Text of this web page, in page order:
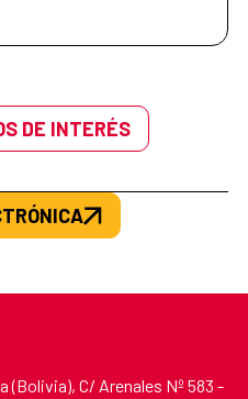
DE INTERÉS
(Bolivia), C/ Arenales Nº 583 -